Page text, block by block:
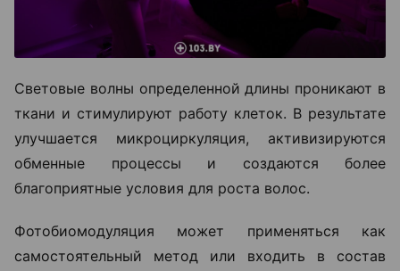
Световые волны определенной длины проникают в
ткани и стимулируют работу клеток. В результате
улучшается микроциркуляция, активизируются
обменные процессы и создаются более
благоприятные условия для роста волос.
Фотобиомодуляция может применяться как
самостоятельный метод или входить в состав